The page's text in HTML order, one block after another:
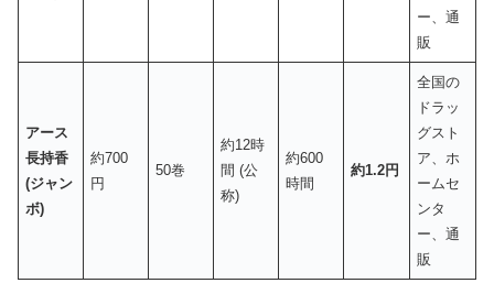
ー、通
販
アース
長持香
(ジャン
ボ)
約700
円
50巻
約12時
間 (公
称)
約600
時間
約1.2円
全国の
ドラッ
グスト
ア、ホ
ームセ
ンタ
ー、通
販